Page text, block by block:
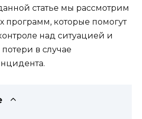
статье мы рассмотрим
программ, которые помогут
над ситуацией и
в случае